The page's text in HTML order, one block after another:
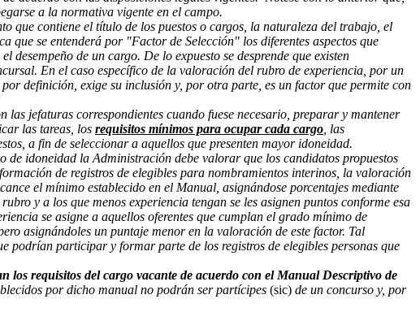
a la normativa vigente en el campo.
que contiene el título de los puestos o cargos, la naturaleza del trabajo, el
que se entenderá por "Factor de Selección" los diferentes aspectos que
de un cargo. De lo expuesto se desprende que existen
En el caso específico de la valoración del rubro de experiencia, por un
definición, exige su inclusión y, por otra parte, es un factor que permite con
jefaturas correspondientes cuando fuese necesario, preparar y mantener
las tareas, los requisitos mínimos para ocupar cada cargo , las
a fin de seleccionar a aquellos que presenten mayor idoneidad.
idoneidad la Administración debe valorar que los candidatos propuestos
de registros de elegibles para nombramientos interinos, la valoración
el mínimo establecido en el Manual, asignándose porcentajes mediante
y a los que menos experiencia tengan se les asignen puntos conforme esa
se asigne a aquellos oferentes que cumplan el grado mínimo de
asignándoles un puntaje menor en la valoración de este factor. Tal
podrían participar y formar parte de los registros de elegibles personas que
los requisitos del cargo vacante de acuerdo con el Manual Descriptivo de
por dicho manual no podrán ser partícipes (sic) de un concurso y, por